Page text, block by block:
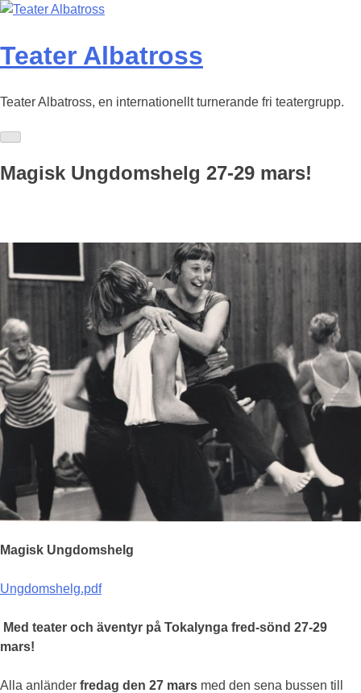
Skip
content
Teater Albatross
Teater Albatross, en internationellt turnerande fri teatergrupp.
Magisk Ungdomshelg 27-29 mars!
Magisk Ungdomshelg
Ungdomshelg.pdf
Med teater och äventyr på Tokalynga fred-sönd 27-29
mars!
Alla anländer fredag den 27 mars med den sena bussen till